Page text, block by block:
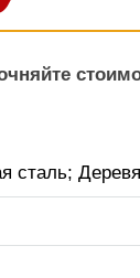
сталь;